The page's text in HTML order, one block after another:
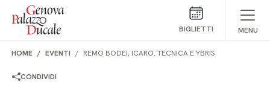
Salta al contenuto
BIGLIETTI MENU
HOME EVENTI REMO BODEI, ICARO. TECNICA E YBRIS
CONDIVIDI